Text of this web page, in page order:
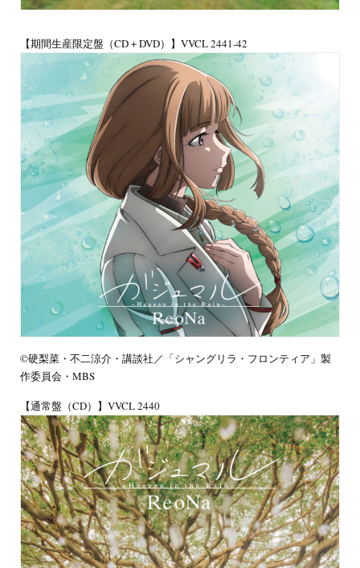
【期間生産限定盤（CD＋DVD）】VVCL 2441-42
©硬梨菜・不二涼介・講談社／「シャングリラ・フロンティア」製
作委員会・MBS
【通常盤（CD）】VVCL 2440